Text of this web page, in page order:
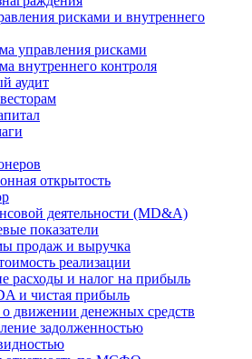
рисками и внутреннего
управления рисками
внутреннего контроля
аудит
открытость
деятельности (MD&A)
показатели
продаж и выручка
реализации
расходы и налог на прибыль
и чистая прибыль
движении денежных средств
задолженностью